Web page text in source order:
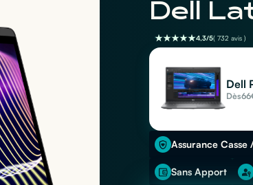
Dell
4,3/5( 732 avis )
Dell
Dès66
Assurance
Sans Apport